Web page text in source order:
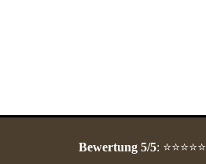
Bewertung 5/5: ⭐⭐⭐⭐⭐